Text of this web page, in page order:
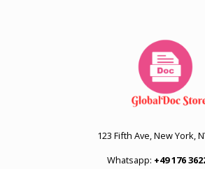
123 Fifth Ave, New York,
Whatsapp: +49 176